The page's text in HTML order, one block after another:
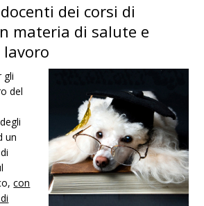
dei corsi di
materia di salute e
lavoro
gli
del
un
con